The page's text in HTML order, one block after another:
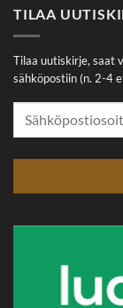
TILAA
Tilaa uutiskirje, saat
sähköpostiin (n. 2-4